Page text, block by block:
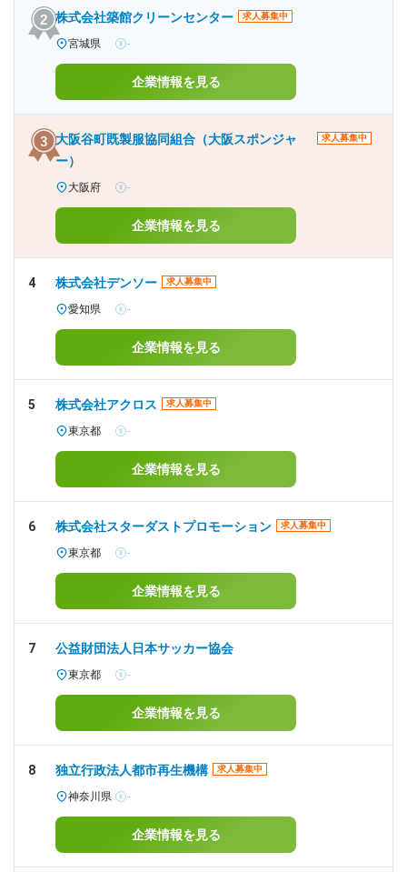
株式会社築館クリーンセンター 求人募集中
宮城県 -
企業情報を見る
大阪谷町既製服協同組合（大阪スポンジャ
ー）
求人募集中
大阪府 -
企業情報を見る
4 株式会社デンソー 求人募集中
愛知県 -
企業情報を見る
5 株式会社アクロス 求人募集中
東京都 -
企業情報を見る
6 株式会社スターダストプロモーション 求人募集中
東京都 -
企業情報を見る
7 公益財団法人日本サッカー協会
東京都 -
企業情報を見る
8 独立行政法人都市再生機構 求人募集中
神奈川県 -
企業情報を見る